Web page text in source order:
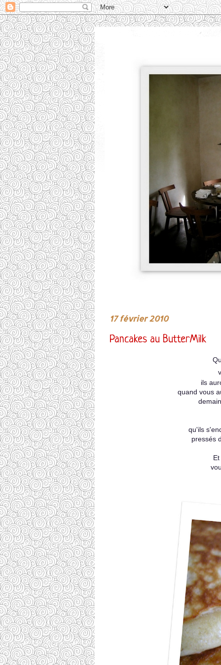
17 février 2010
Pancakes au ButterMilk
ils
quand vous
qu'ils
pressés